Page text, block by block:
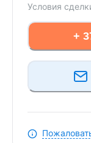
БЕСПОКОИТ
Условия
+